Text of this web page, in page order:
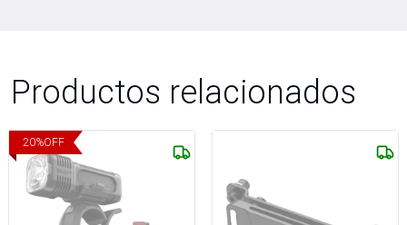
Productos relacionados
20%OFF